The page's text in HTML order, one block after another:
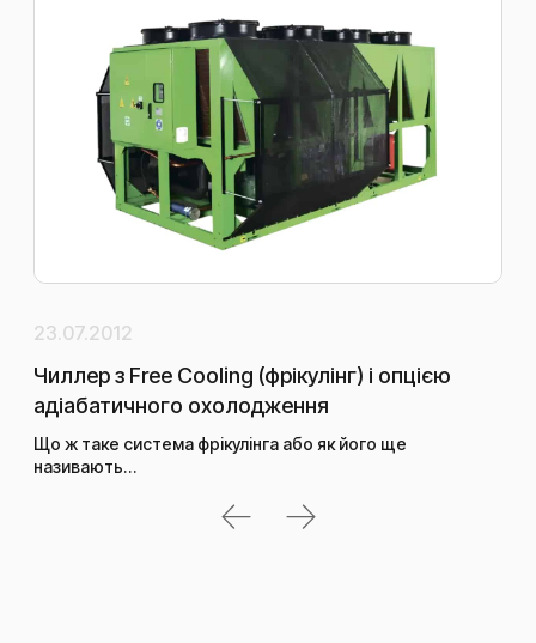
23.07.2012
Чиллер з Free Cooling (фрікулінг) і опцією
адіабатичного охолодження
Що ж таке система фрікулінга або як його ще
називають…